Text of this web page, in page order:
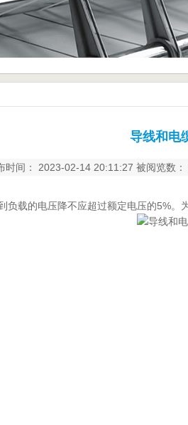
导线和电
时间： 2023-02-14 20:11:27 被阅览数
负载的电压降不应超过额定电压的5%。